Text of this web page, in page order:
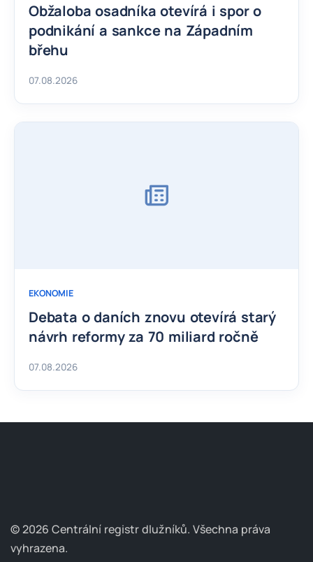
Obžaloba osadníka otevírá i spor o
podnikání a sankce na Západním
břehu
07.08.2026
EKONOMIE
Debata o daních znovu otevírá starý
návrh reformy za 70 miliard ročně
07.08.2026
© 2026 Centrální registr dlužníků. Všechna práva
vyhrazena.